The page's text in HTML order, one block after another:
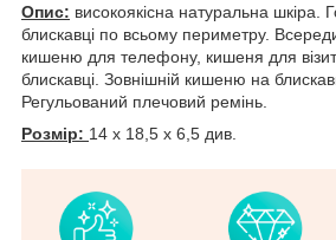
Опис: високоякісна натуральна шкіра.
блискавці по всьому периметру.
кишеню для телефону, кишеня для
блискавці. Зовнішній кишеню на
Регульований плечовий ремінь.
Розмір: 14 х 18,5 x 6,5 див.